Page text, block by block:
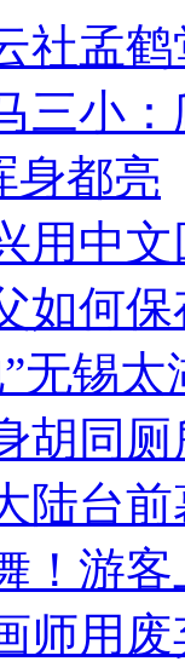
社孟
三小
身都亮
用中
如何
无锡
胡同
陆台
！游客
师用